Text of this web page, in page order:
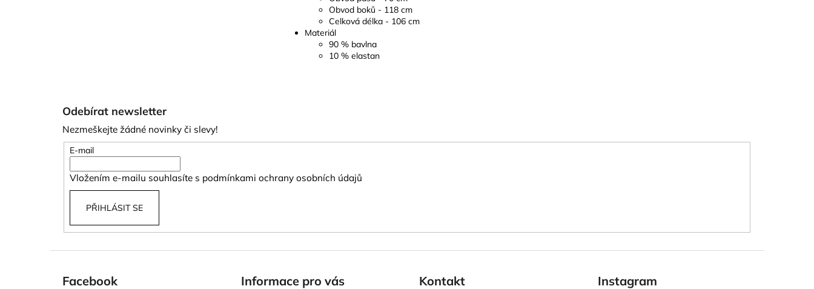
Obvod boků - 118 cm
Celková délka - 106 cm
Materiál
90 % bavlna
10 % elastan
Odebírat newsletter
Nezmeškejte žádné novinky či slevy!
E-mail
Vložením e-mailu souhlasíte s podmínkami ochrany osobních údajů
PŘIHLÁSIT SE
Facebook Informace pro vás Kontakt Instagram